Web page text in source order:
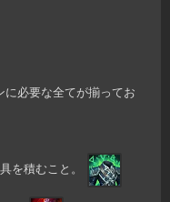
必要な全てが揃ってお
を積むこと。